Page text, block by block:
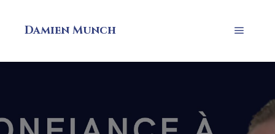
Damien Munch